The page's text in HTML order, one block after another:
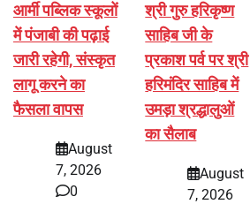
आर्मी पब्लिक स्कूलों
में पंजाबी की पढ़ाई
जारी रहेगी, संस्कृत
लागू करने का
फैसला वापस
August
7, 2026
0
श्री गुरु हरिकृष्ण
साहिब जी के
प्रकाश पर्व पर श्री
हरिमंदिर साहिब में
उमड़ा श्रद्धालुओं
का सैलाब
August
7, 2026